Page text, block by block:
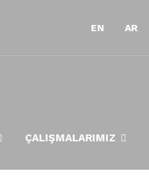
EN AR
ÇALIŞMALARIMIZ